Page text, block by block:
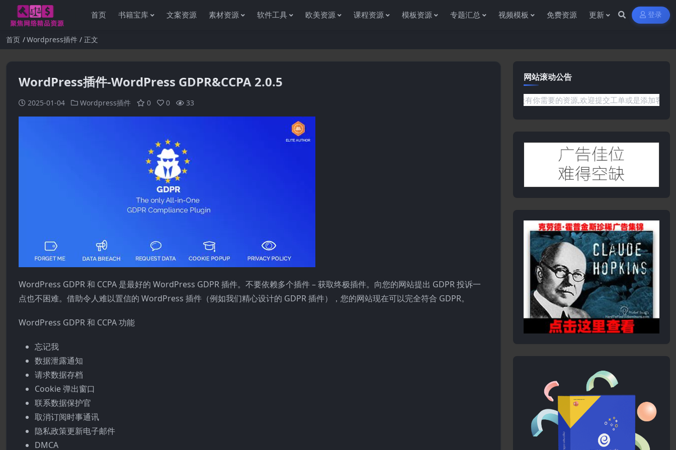
首页 书籍宝库 文案资源 素材资源 软件工具 欧美资源 课程资源 模板资源 专题汇总 视频模板 免费资源 更新 登录
首页 Wordpress插件 正文
WordPress插件-WordPress GDPR&CCPA 2.0.5
2025-01-04 Wordpress插件 0 0 33
WordPress GDPR 和 CCPA 是最好的 WordPress GDPR 插件。不要依赖多个插件 – 获取终极插件。向您的网站提出 GDPR 投诉一
点也不困难。借助令人难以置信的 WordPress 插件（例如我们精心设计的 GDPR 插件），您的网站现在可以完全符合 GDPR。
WordPress GDPR 和 CCPA 功能
忘记我
数据泄露通知
请求数据存档
Cookie 弹出窗口
联系数据保护官
取消订阅时事通讯
隐私政策更新电子邮件
DMCA
网站滚动公告
感谢您访问资源杂货铺获取各种信息资源!如果遇到任何问题或是网站没有你需要的资源,欢迎提交工单或